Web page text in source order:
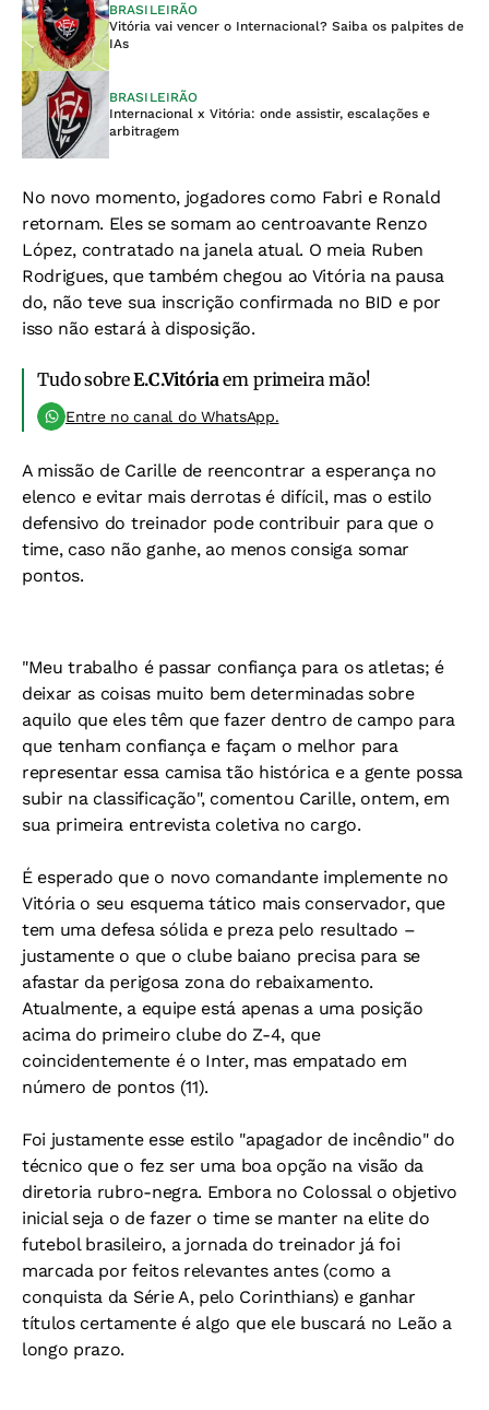
BRASILEIRÃO
Vitória vai vencer o Internacional? Saiba os palpites de
IAs
BRASILEIRÃO
Internacional x Vitória: onde assistir, escalações e
arbitragem
No novo momento, jogadores como Fabri e Ronald
retornam. Eles se somam ao centroavante Renzo
López, contratado na janela atual. O meia Ruben
Rodrigues, que também chegou ao Vitória na pausa
do, não teve sua inscrição confirmada no BID e por
isso não estará à disposição.
Tudo sobreE.C.Vitóriaem primeira mão!
Entre no canal do WhatsApp.
A missão de Carille de reencontrar a esperança no
elenco e evitar mais derrotas é difícil, mas o estilo
defensivo do treinador pode contribuir para que o
time, caso não ganhe, ao menos consiga somar
pontos.
"Meu trabalho é passar confiança para os atletas; é
deixar as coisas muito bem determinadas sobre
aquilo que eles têm que fazer dentro de campo para
que tenham confiança e façam o melhor para
representar essa camisa tão histórica e a gente possa
subir na classificação", comentou Carille, ontem, em
sua primeira entrevista coletiva no cargo.
É esperado que o novo comandante implemente no
Vitória o seu esquema tático mais conservador, que
tem uma defesa sólida e preza pelo resultado –
justamente o que o clube baiano precisa para se
afastar da perigosa zona do rebaixamento.
Atualmente, a equipe está apenas a uma posição
acima do primeiro clube do Z-4, que
coincidentemente é o Inter, mas empatado em
número de pontos (11).
Foi justamente esse estilo "apagador de incêndio" do
técnico que o fez ser uma boa opção na visão da
diretoria rubro-negra. Embora no Colossal o objetivo
inicial seja o de fazer o time se manter na elite do
futebol brasileiro, a jornada do treinador já foi
marcada por feitos relevantes antes (como a
conquista da Série A, pelo Corinthians) e ganhar
títulos certamente é algo que ele buscará no Leão a
longo prazo.